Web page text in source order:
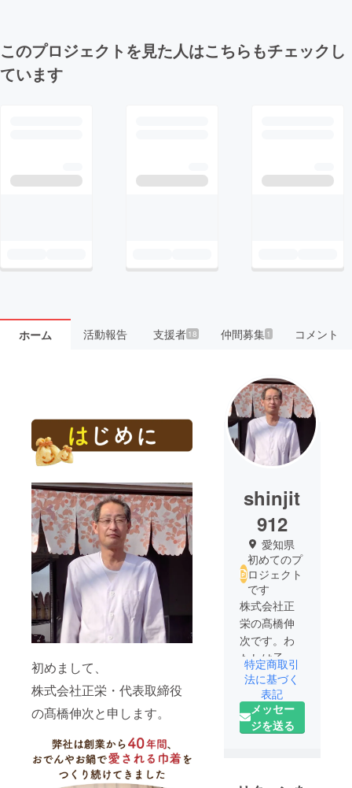
このプロジェクトを見た人はこちらもチェックし
ています
ホーム 活動報告 支援者 18 仲間募集 1 コメント
初めまして、
株式会社正栄・代表取締役
の髙橋伸次と申します。
shinjit
912
愛知県
初めてのプ
ロジェクト
です
株式会社正
栄の髙橋伸
次です。わ
たしは子供
の頃から美
しいフラン
ス料理の画
像が大好き
特定商取引
法に基づく
表記
メッセー
ジを送る